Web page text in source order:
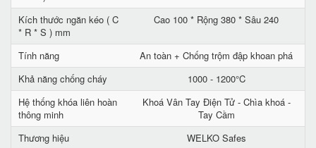
Kích thước ngăn kéo ( C
* R * S ) mm
Cao 100 * Rộng 380 * Sâu 240
Tính năng
An toàn + Chống trộm đập khoan phá
Khả năng chống cháy
1000 - 1200°C
Hệ thống khóa liên hoàn
thông minh
Khoá Vân Tay Điện Tử - Chìa khoá -
Tay Cầm
Thương hiệu
WELKO Safes